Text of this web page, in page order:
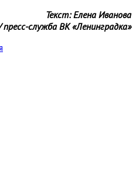
Текст: Елена Иванова
служба ВК «Ленинградка»